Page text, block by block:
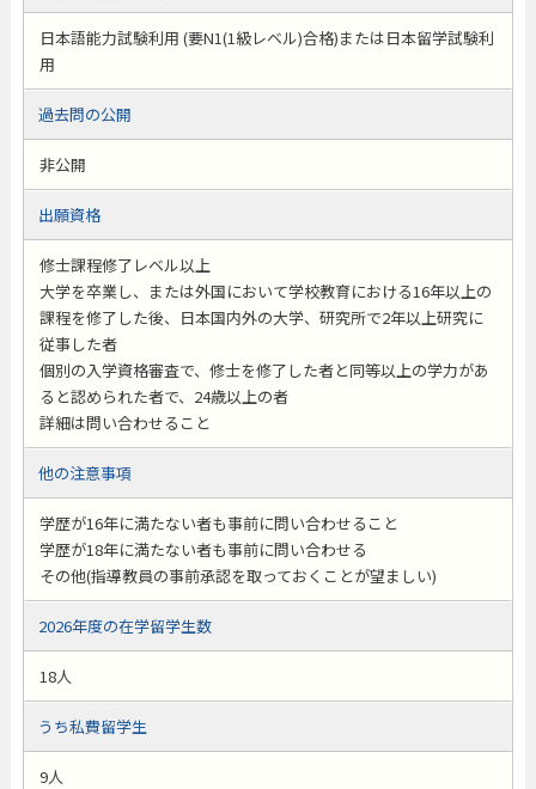
日本語能力試験利用 (要N1(1級レベル)合格)または日本留学試験利
用
過去問の公開
非公開
出願資格
修士課程修了レベル以上
大学を卒業し、または外国において学校教育における16年以上の
課程を修了した後、日本国内外の大学、研究所で2年以上研究に
従事した者
個別の入学資格審査で、修士を修了した者と同等以上の学力があ
ると認められた者で、24歳以上の者
詳細は問い合わせること
他の注意事項
学歴が16年に満たない者も事前に問い合わせること
学歴が18年に満たない者も事前に問い合わせる
その他(指導教員の事前承認を取っておくことが望ましい)
2026年度の在学留学生数
18人
うち私費留学生
9人